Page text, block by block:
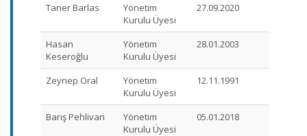
Taner Barlas
Yönetim
Kurulu Üyesi
27.09.2020
Hasan
Keseroğlu
Yönetim
Kurulu Üyesi
28.01.2003
Zeynep Oral
Yönetim
Kurulu Üyesi
12.11.1991
Barış Pehlivan
Yönetim
Kurulu Üyesi
05.01.2018